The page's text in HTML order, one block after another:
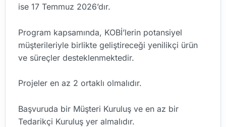
ise 17 Temmuz 2026’dır.
Program kapsamında, KOBİ’lerin potansiyel
müşterileriyle birlikte geliştireceği yenilikçi ürün
ve süreçler desteklenmektedir.
Projeler en az 2 ortaklı olmalıdır.
Başvuruda bir Müşteri Kuruluş ve en az bir
Tedarikçi Kuruluş yer almalıdır.